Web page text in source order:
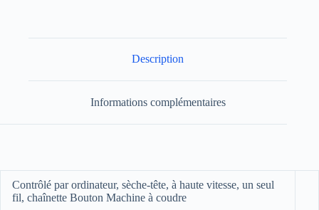
Description
Informations complémentaires
Contrôlé par ordinateur, sèche-tête, à haute vitesse, un seul
fil, chaînette Bouton Machine à coudre